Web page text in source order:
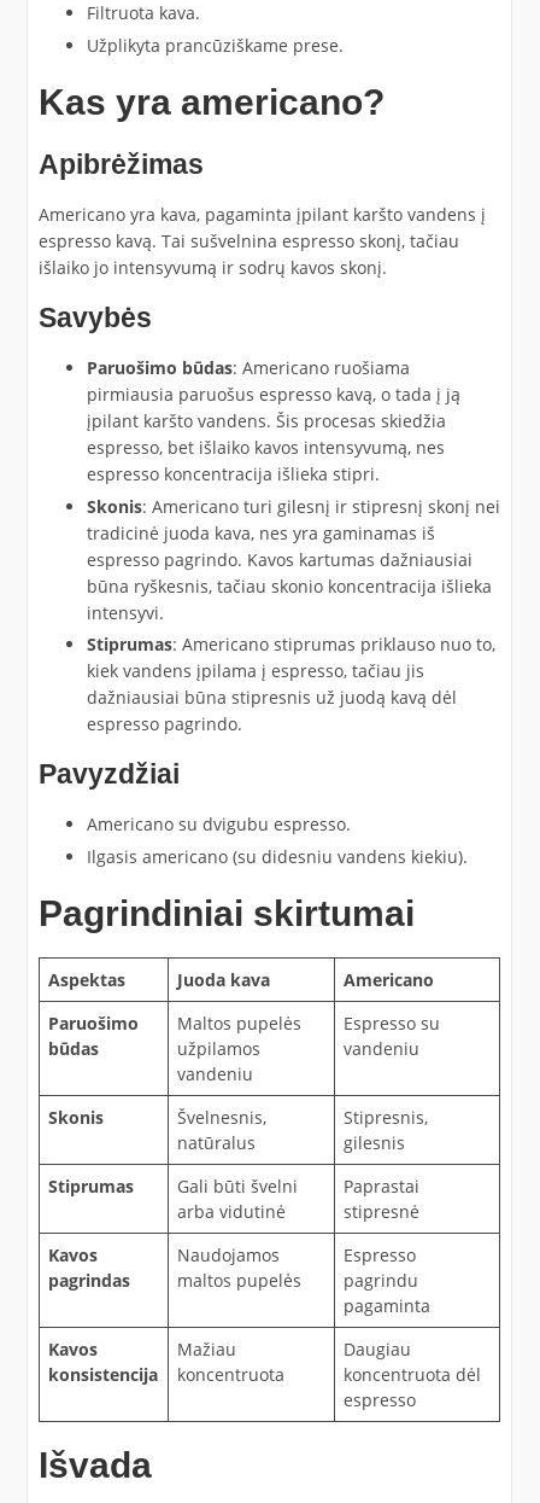
Filtruota kava.
Užplikyta prancūziškame prese.
Kas yra americano?
Apibrėžimas
Americano yra kava, pagaminta įpilant karšto vandens į
espresso kavą. Tai sušvelnina espresso skonį, tačiau
išlaiko jo intensyvumą ir sodrų kavos skonį.
Savybės
Paruošimo būdas: Americano ruošiama
pirmiausia paruošus espresso kavą, o tada į ją
įpilant karšto vandens. Šis procesas skiedžia
espresso, bet išlaiko kavos intensyvumą, nes
espresso koncentracija išlieka stipri.
Skonis: Americano turi gilesnį ir stipresnį skonį nei
tradicinė juoda kava, nes yra gaminamas iš
espresso pagrindo. Kavos kartumas dažniausiai
būna ryškesnis, tačiau skonio koncentracija išlieka
intensyvi.
Stiprumas: Americano stiprumas priklauso nuo to,
kiek vandens įpilama į espresso, tačiau jis
dažniausiai būna stipresnis už juodą kavą dėl
espresso pagrindo.
Pavyzdžiai
Americano su dvigubu espresso.
Ilgasis americano (su didesniu vandens kiekiu).
Pagrindiniai skirtumai
Aspektas Juoda kava
Americano
Paruošimo
būdas
Maltos pupelės
užpilamos
vandeniu
Espresso su
vandeniu
Skonis
Švelnesnis,
natūralus
Stipresnis,
gilesnis
Stiprumas
Gali būti švelni
arba vidutinė
Paprastai
stipresnė
Kavos
pagrindas
Naudojamos
maltos pupelės
Espresso
pagrindu
pagaminta
Kavos
konsistencija
Mažiau
koncentruota
Daugiau
koncentruota dėl
espresso
Išvada